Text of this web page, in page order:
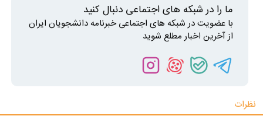
ما را در شبکه های اجتماعی دنبال کنید
با عضویت در شبکه های اجتماعی خبرنامه دانشجویان ایران
از آخرین اخبار مطلع شوید
نظرات